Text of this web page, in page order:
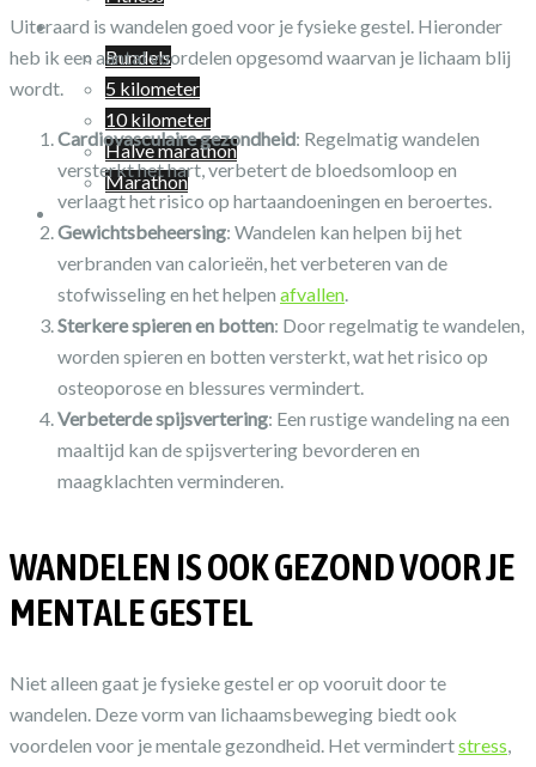
Shop
Bundels
5 kilometer
10 kilometer
Halve marathon
Marathon
Winkelwagen
Uiteraard is wandelen goed voor je fysieke gestel. Hieronder
heb ik een aantal voordelen opgesomd waarvan je lichaam blij
wordt.
Cardiovasculaire gezondheid: Regelmatig wandelen
versterkt het hart, verbetert de bloedsomloop en
verlaagt het risico op hartaandoeningen en beroertes.
Gewichtsbeheersing: Wandelen kan helpen bij het
verbranden van calorieën, het verbeteren van de
stofwisseling en het helpen afvallen.
Sterkere spieren en botten: Door regelmatig te wandelen,
worden spieren en botten versterkt, wat het risico op
osteoporose en blessures vermindert.
Verbeterde spijsvertering: Een rustige wandeling na een
maaltijd kan de spijsvertering bevorderen en
maagklachten verminderen.
WANDELEN IS OOK GEZOND VOOR JE
MENTALE GESTEL
Niet alleen gaat je fysieke gestel er op vooruit door te
wandelen. Deze vorm van lichaamsbeweging biedt ook
voordelen voor je mentale gezondheid. Het vermindertstress,